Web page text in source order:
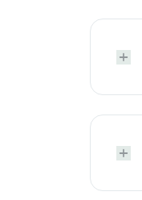



